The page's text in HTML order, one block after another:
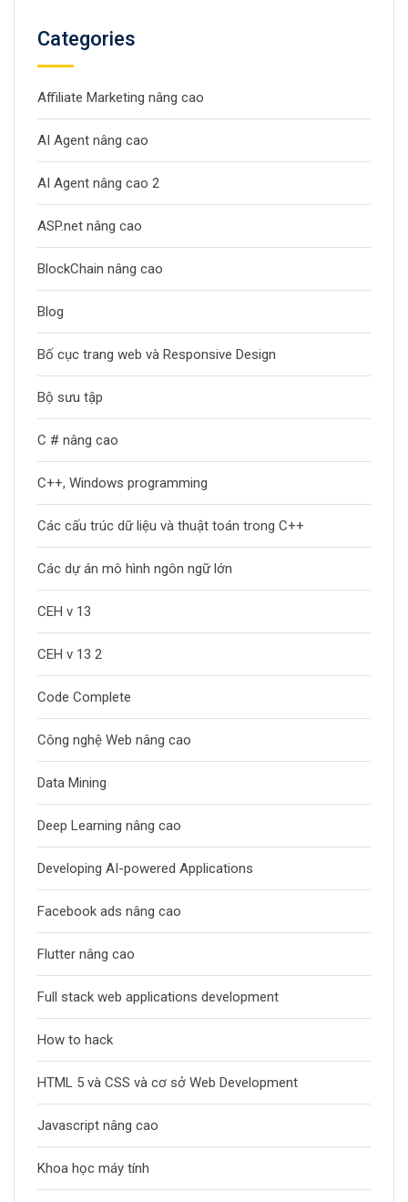
Categories
Affiliate Marketing nâng cao
AI Agent nâng cao
AI Agent nâng cao 2
ASP.net nâng cao
BlockChain nâng cao
Blog
Bố cục trang web và Responsive Design
Bộ sưu tập
C # nâng cao
C++, Windows programming
Các cấu trúc dữ liệu và thuật toán trong C++
Các dự án mô hình ngôn ngữ lớn
CEH v 13
CEH v 13 2
Code Complete
Công nghệ Web nâng cao
Data Mining
Deep Learning nâng cao
Developing AI-powered Applications
Facebook ads nâng cao
Flutter nâng cao
Full stack web applications development
How to hack
HTML 5 và CSS và cơ sở Web Development
Javascript nâng cao
Khoa học máy tính